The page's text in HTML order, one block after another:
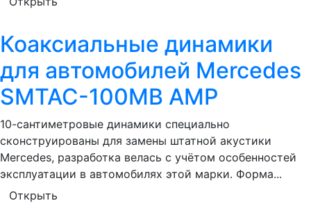
Коаксиальные динамики
для автомобилей Mercedes
SMTAC-100MB AMP
10-сантиметровые динамики специально
сконструированы для замены штатной акустики
Mercedes, разработка велась с учётом особенностей
эксплуатации в автомобилях этой марки. Форма...
Открыть